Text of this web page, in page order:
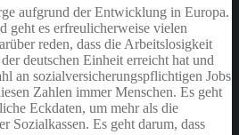
aufgrund der Entwicklung in Europa.
geht es erfreulicherweise vielen
reden, dass die Arbeitslosigkeit
deutschen Einheit erreicht hat und
an sozialversicherungspflichtigen Jobs
Zahlen immer Menschen. Es geht
Eckdaten, um mehr als die
Sozialkassen. Es geht darum, dass